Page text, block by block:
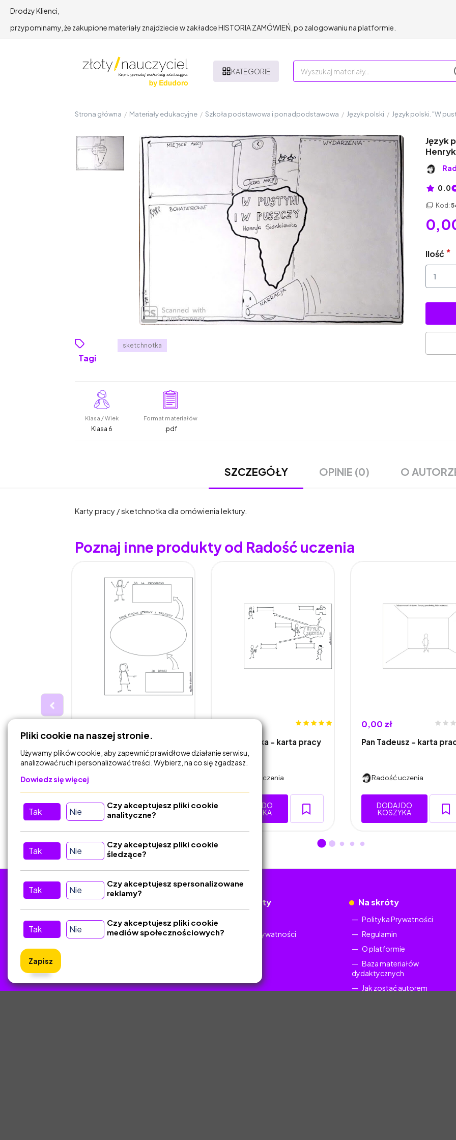
Drodzy Klienci,
przypominamy, że zakupione materiały znajdziecie w zakładce HISTORIA ZAMÓWIEŃ, po zalogowaniu na platformie.
KATEGORIE
Strona główna / Materiały edukacyjne / Szkoła podstawowa i ponadpodstawowa / Język polski / Język polski. "W
Tagi
sketchnotka
Język
0.0
Kod:
Ilość
Klasa / Wiek
Klasa 6
Format materiałów
.pdf
SZCZEGÓŁY OPINIE (0) O
Karty pracy / sketchnotka dla omówienia lektury.
Poznaj inne produkty od Radość uczenia
się -
Moje mocne strony -
karta pracy
DODAJ DO
KOSZYKA
Style języka - karta pracy
Radość uczenia
DODAJ DO
KOSZYKA
0,00 zł
Pan Tadeusz - karta
Radość uczenia
DODAJ DO
KOSZYKA
Tu nas znajdziesz
Kontakt
Śledź nas w Social Media
Dokumenty
Polityka Prywatności
Na skróty
Polityka Prywatności
Regulamin
O platformie
Baza materiałów
dydaktycznych
Jak zostać autorem
Pliki cookie na naszej stronie.
Używamy plików cookie, aby zapewnić prawidłowe działanie serwisu,
analizować ruch i personalizować treści. Wybierz, na co się zgadzasz.
Dowiedz się więcej
Tak Nie
Czy akceptujesz pliki cookie
analityczne?
Tak Nie
Czy akceptujesz pliki cookie
śledzące?
Tak Nie
Czy akceptujesz spersonalizowane
reklamy?
Tak Nie
Czy akceptujesz pliki cookie
mediów społecznościowych?
Zapisz